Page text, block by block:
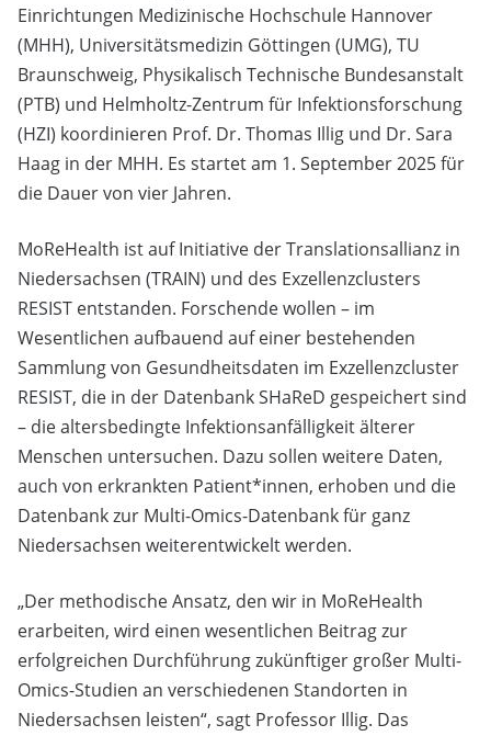
Einrichtungen Medizinische Hochschule Hannover
(MHH), Universitätsmedizin Göttingen (UMG), TU
Braunschweig, Physikalisch Technische Bundesanstalt
(PTB) und Helmholtz-Zentrum für Infektionsforschung
(HZI) koordinieren Prof. Dr. Thomas Illig und Dr. Sara
Haag in der MHH. Es startet am 1. September 2025 für
die Dauer von vier Jahren.
MoReHealth ist auf Initiative der Translationsallianz in
Niedersachsen (TRAIN) und des Exzellenzclusters
RESIST entstanden. Forschende wollen – im
Wesentlichen aufbauend auf einer bestehenden
Sammlung von Gesundheitsdaten im Exzellenzcluster
RESIST, die in der Datenbank SHaReD gespeichert sind
– die altersbedingte Infektionsanfälligkeit älterer
Menschen untersuchen. Dazu sollen weitere Daten,
auch von erkrankten Patient*innen, erhoben und die
Datenbank zur Multi-Omics-Datenbank für ganz
Niedersachsen weiterentwickelt werden.
„Der methodische Ansatz, den wir in MoReHealth
erarbeiten, wird einen wesentlichen Beitrag zur
erfolgreichen Durchführung zukünftiger großer Multi-
Omics-Studien an verschiedenen Standorten in
Niedersachsen leisten“, sagt Professor Illig. Das